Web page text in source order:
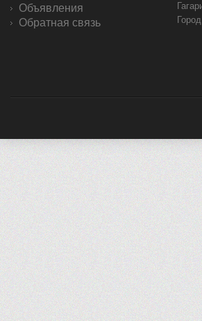
Объявления
Обратная связь